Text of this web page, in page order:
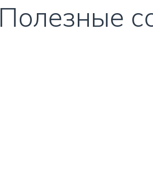
Полезные